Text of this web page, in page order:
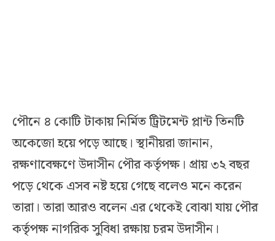
পৌনে ৪ কোটি টাকায় নির্মিত ট্রিটমেন্ট প্লান্ট তিনটি
অকেজো হয়ে পড়ে আছে। স্থানীয়রা জানান,
রক্ষণাবেক্ষণে উদাসীন পৌর কর্তৃপক্ষ। প্রায় ৩২ বছর
পড়ে থেকে এসব নষ্ট হয়ে গেছে বলেও মনে করেন
তারা। তারা আরও বলেন এর থেকেই বোঝা যায় পৌর
কর্তৃপক্ষ নাগরিক সুবিধা রক্ষায় চরম উদাসীন।